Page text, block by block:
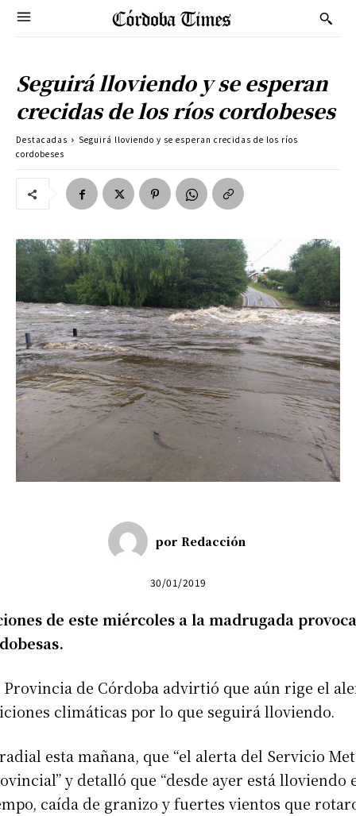
Seguirá lloviendo y se esperan
crecidas de los ríos cordobeses
Destacadas
Seguirá lloviendo y se esperan crecidas de los ríos
cordobeses
por Redacción
30/01/2019
de este miércoles a la madrugada
de Córdoba advirtió que aún rige el
climáticas por lo que seguirá lloviendo.
esta mañana, que “el alerta del Servicio
y detalló que “desde ayer está lloviendo
caída de granizo y fuertes vientos que